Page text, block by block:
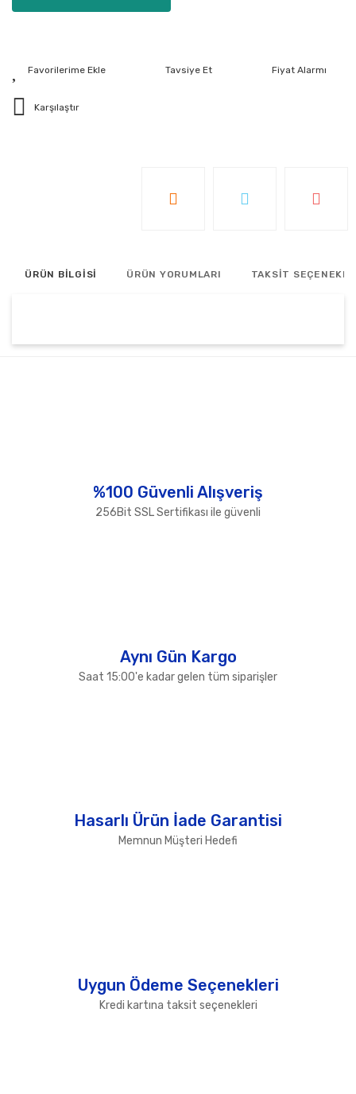
Tavsiye Et Fiyat Alarmı
Karşılaştır
ÜRÜN BİLGİSİ ÜRÜN YORUMLARI TAKSİT
Ürün fiyatı diğer sitelerden daha pahalı.
%100 Güvenli Alışveriş
256Bit SSL Sertifikası ile güvenli
Aynı Gün Kargo
Saat 15:00'e kadar gelen tüm siparişler
Hasarlı Ürün İade Garantisi
Memnun Müşteri Hedefi
Uygun Ödeme Seçenekleri
Kredi kartına taksit seçenekleri